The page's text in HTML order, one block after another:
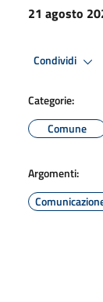
21 agosto
Condividi
Categorie:
Comune
Argomenti: